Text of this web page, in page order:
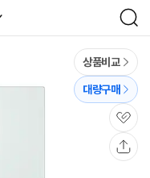
검
색
상품비교
대량구매
관
심